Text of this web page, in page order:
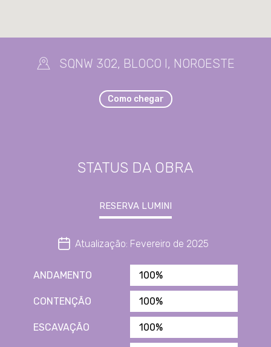
SQNW 302, BLOCO I, NOROESTE
Como chegar
STATUS DA OBRA
RESERVA LUMINI
Atualização: Fevereiro de 2025
ANDAMENTO 100%
CONTENÇÃO 100%
ESCAVAÇÃO 100%